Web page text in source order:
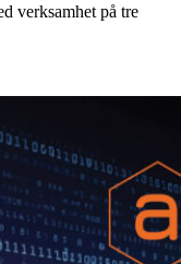
verksamhet på tre